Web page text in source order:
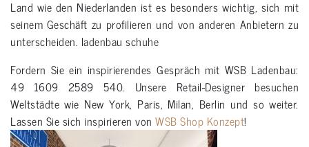
Land wie den Niederlanden ist es besonders wichtig, sich mit
seinem Geschäft zu profilieren und von anderen Anbietern zu
unterscheiden. ladenbau schuhe
Fordern Sie ein inspirierendes Gespräch mit WSB Ladenbau:
49 1609 2589 540. Unsere Retail-Designer besuchen
Weltstädte wie New York, Paris, Milan, Berlin und so weiter.
Lassen Sie sich inspirieren von WSB Shop Konzept!